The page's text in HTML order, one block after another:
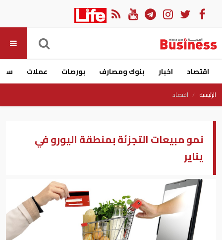
اقتصاد اخبار بنوك ومصارف بورصات عملات
الرئيسية اقتصاد
نمو مبيعات التجزئة بمنطقة اليورو في
يناير